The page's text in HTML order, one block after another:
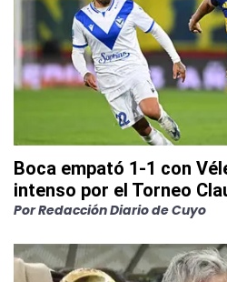
Boca empató 1-1 con
intenso por el Torneo
PorRedacción Diario de Cuyo